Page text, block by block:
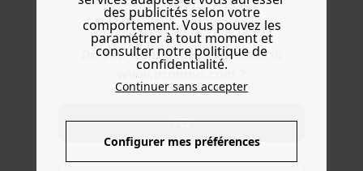
Do you want to be redirected to
www.promod.com ?
YES
des publicités selon votre
comportement. Vous pouvez les
paramétrer à tout moment et
consulter notre politique de
confidentialité.
Continuer sans accepter
Configurer mes préférences